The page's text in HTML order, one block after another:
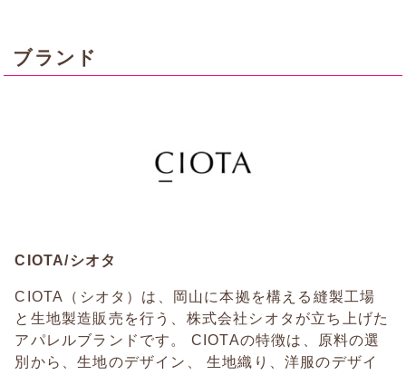
ブランド
CIOTA/シオタ
CIOTA（シオタ）は、岡山に本拠を構える縫製工場
と生地製造販売を行う、株式会社シオタが立ち上げた
アパレルブランドです。 CIOTAの特徴は、原料の選
別から、生地のデザイン、 生地織り、洋服のデザイ